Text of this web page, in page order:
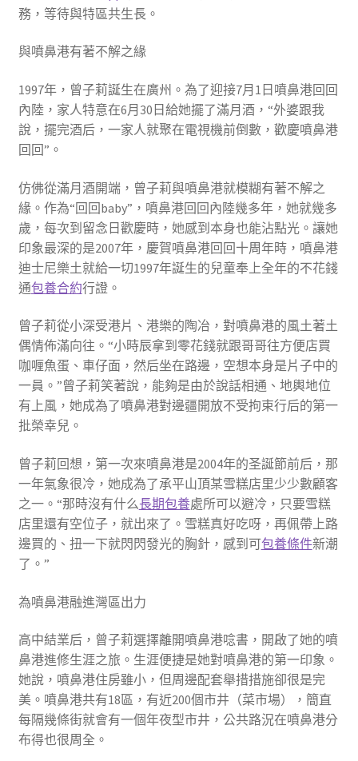
務，等待與特區共生長。
與噴鼻港有著不解之緣
1997年，曾子莉誕生在廣州。為了迎接7月1日噴鼻港回回
內陸，家人特意在6月30日給她擺了滿月酒，“外婆跟我
說，擺完酒后，一家人就聚在電視機前倒數，歡慶噴鼻港
回回”。
仿佛從滿月酒開端，曾子莉與噴鼻港就模糊有著不解之
緣。作為“回回baby”，噴鼻港回回內陸幾多年，她就幾多
歲，每次到留念日歡慶時，她感到本身也能沾點光。讓她
印象最深的是2007年，慶賀噴鼻港回回十周年時，噴鼻港
迪士尼樂土就給一切1997年誕生的兒童奉上全年的不花錢
通包養合約行證。
曾子莉從小深受港片、港樂的陶冶，對噴鼻港的風土著土
偶情佈滿向往。“小時辰拿到零花錢就跟哥哥往方便店買
咖喱魚蛋、車仔面，然后坐在路邊，空想本身是片子中的
一員。”曾子莉笑著說，能夠是由於說話相通、地輿地位
有上風，她成為了噴鼻港對邊疆開放不受拘束行后的第一
批榮幸兒。
曾子莉回想，第一次來噴鼻港是2004年的圣誕節前后，那
一年氣象很冷，她成為了承平山頂某雪糕店里少少數顧客
之一。“那時沒有什么長期包養處所可以避冷，只要雪糕
店里還有空位子，就出來了。雪糕真好吃呀，再佩帶上路
邊買的、扭一下就閃閃發光的胸針，感到可包養條件新潮
了。”
為噴鼻港融進灣區出力
高中結業后，曾子莉選擇離開噴鼻港唸書，開啟了她的噴
鼻港進修生涯之旅。生涯便捷是她對噴鼻港的第一印象。
她說，噴鼻港住房雖小，但周邊配套舉措措施卻很是完
美。噴鼻港共有18區，有近200個市井（菜市場），簡直
每隔幾條街就會有一個年夜型市井，公共路況在噴鼻港分
布得也很周全。